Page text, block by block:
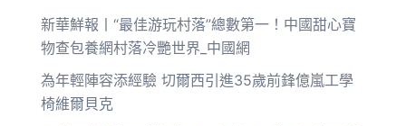
新華鮮報丨“最佳游玩村落”總數第一！中國甜心寶
物查包養網村落冷艷世界_中國網
為年輕陣容添經驗 切爾西引進35歲前鋒億嵐工學
椅維爾貝克